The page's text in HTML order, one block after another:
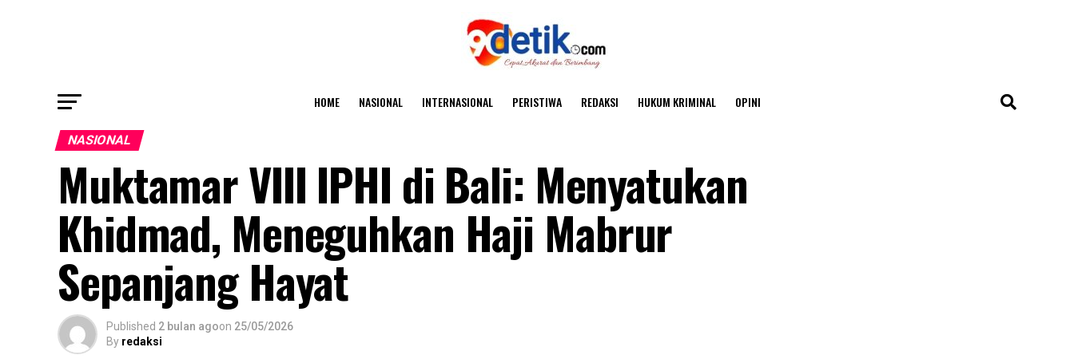
HOME NASIONAL INTERNASIONAL PERISTIWA REDAKSI HUKUM KRIMINAL OPINI
NASIONAL
Muktamar VIII IPHI di Bali: Menyatukan
Khidmad, Meneguhkan Haji Mabrur
Sepanjang Hayat
Published 2 bulan agoon 25/05/2026
By redaksi